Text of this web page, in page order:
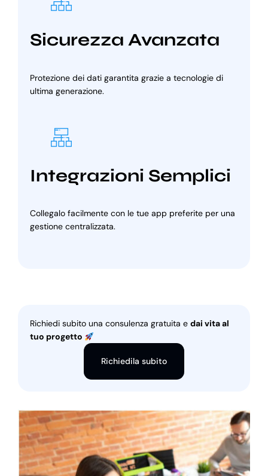
Sicurezza Avanzata
Protezione dei dati garantita grazie a tecnologie di
ultima generazione.
Integrazioni Semplici
Collegalo facilmente con le tue app preferite per una
gestione centralizzata.
Richiedi subito una consulenza gratuita e dai vita al
tuo progetto
Richiedila subito